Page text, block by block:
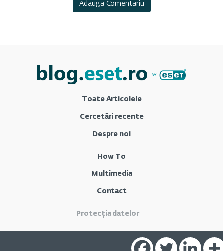
Toate Articolele
Cercetări recente
Despre noi
How To
Multimedia
Contact
Protecția datelor